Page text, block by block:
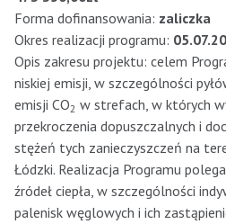
Forma dofinansowania: zaliczka
Okres realizacji programu:
Opis zakresu projektu: celem
niskiej emisji, w szczególności
emisji CO2 w strefach, w których
przekroczenia dopuszczalnych i
stężeń tych zanieczyszczeń na
Łódzki. Realizacja Programu
źródeł ciepła, w szczególności
palenisk węglowych i ich